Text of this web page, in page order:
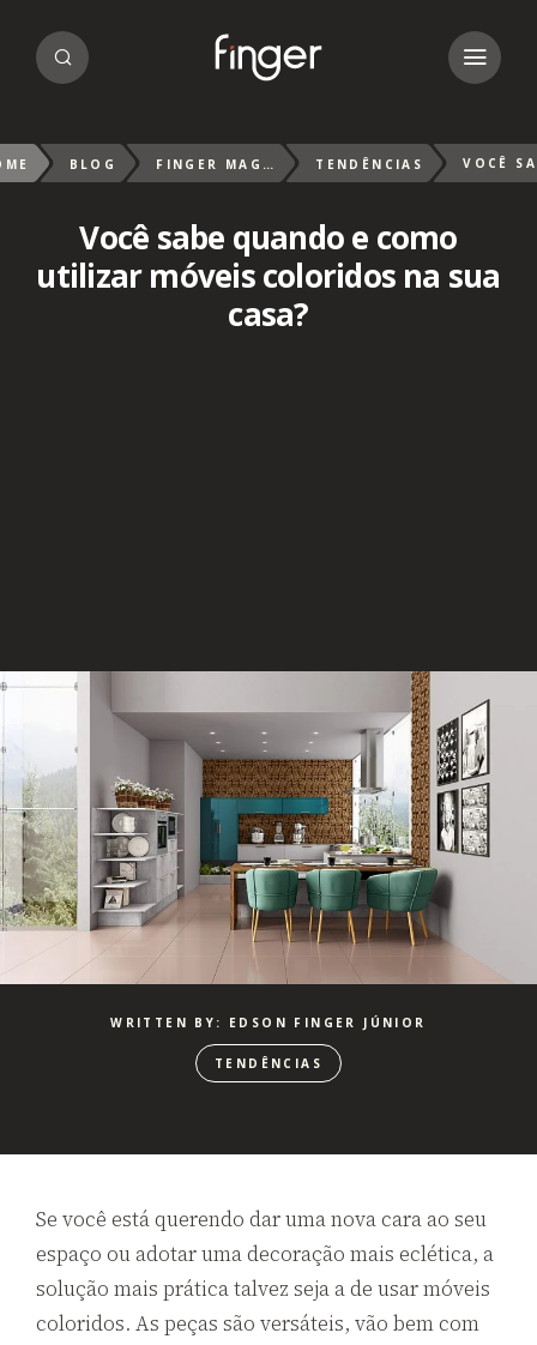
BLOG FINGER MAGAZIN TENDÊNCIAS
Você sabe quando e como
utilizar móveis coloridos na sua
casa?
WRITTEN BY: EDSON FINGER JÚNIOR
TENDÊNCIAS
Se você está querendo dar uma nova cara ao seu
espaço ou adotar uma decoração mais eclética, a
solução mais prática talvez seja a de usar móveis
coloridos. As peças são versáteis, vão bem com